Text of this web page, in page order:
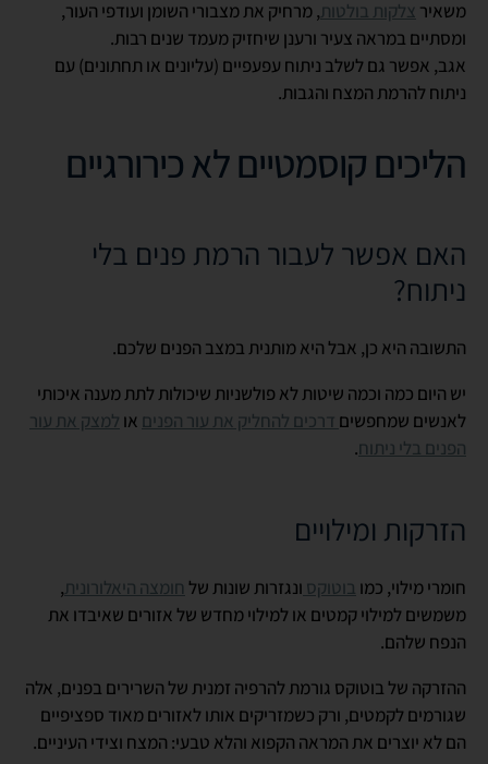
משאיר צלקות בולטות, מרחיק את מצבורי השומן ועודפי העור,
ומסתיים במראה צעיר ורענן שיחזיק מעמד שנים רבות.
אגב, אפשר גם לשלב ניתוח עפעפיים (עליונים או תחתונים) עם
ניתוח להרמת המצח והגבות.
הליכים קוסמטיים לא כירורגיים
האם אפשר לעבור הרמת פנים בלי
ניתוח?
התשובה היא כן, אבל היא מותנית במצב הפנים שלכם.
יש היום כמה וכמה שיטות לא פולשניות שיכולות לתת מענה איכותי
לאנשים שמחפשים דרכים להחליק את עור הפנים או למצק את עור
הפנים בלי ניתוח.
הזרקות ומילויים
חומרי מילוי, כמו בוטוקס ונגזרות שונות של חומצה היאלורונית,
משמשים למילוי קמטים או למילוי מחדש של אזורים שאיבדו את
הנפח שלהם.
ההזרקה של בוטוקס גורמת להרפיה זמנית של השרירים בפנים, אלה
שגורמים לקמטים, ורק כשמזריקים אותו לאזורים מאוד ספציפיים
הם לא יוצרים את המראה הקפוא והלא טבעי: המצח וצידי העיניים.